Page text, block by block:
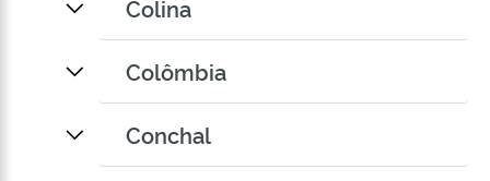
Colina
Colômbia
Conchal